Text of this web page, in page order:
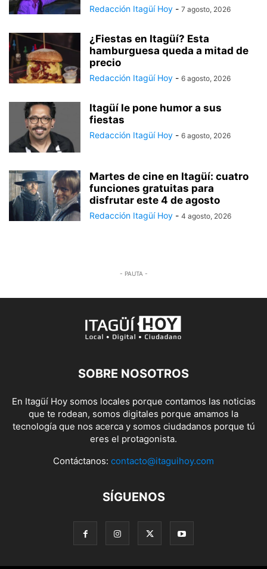
Redacción Itagüí Hoy - 7 agosto, 2026
¿Fiestas en Itagüí? Esta
hamburguesa queda a mitad de
precio
Redacción Itagüí Hoy - 6 agosto, 2026
Itagüí le pone humor a sus
fiestas
Redacción Itagüí Hoy - 6 agosto, 2026
Martes de cine en Itagüí: cuatro
funciones gratuitas para
disfrutar este 4 de agosto
Redacción Itagüí Hoy - 4 agosto, 2026
- PAUTA -
SOBRE NOSOTROS
En Itagüí Hoy somos locales porque contamos las noticias
que te rodean, somos digitales porque amamos la
tecnología que nos acerca y somos ciudadanos porque tú
eres el protagonista.
Contáctanos: contacto@itaguihoy.com
SÍGUENOS